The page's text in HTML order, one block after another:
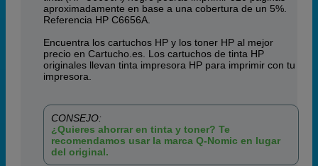
aproximadamente en base a una cobertura de un 5%.
Referencia HP C6656A.
Encuentra los cartuchos HP y los toner HP al mejor
precio en Cartucho.es. Los cartuchos de tinta HP
originales llevan tinta impresora HP para imprimir con tu
impresora.
CONSEJO:
¿Quieres ahorrar en tinta y toner? Te
recomendamos usar la marca Q-Nomic en lugar
del original.